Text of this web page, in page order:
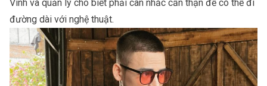
Vinh và quản lý cho biết phải cân nhắc cẩn thận để có thể đi
đường dài với nghệ thuật.